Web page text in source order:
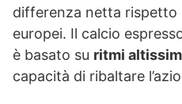
differenza netta rispetto
europei. Il calcio
è basato su ritmi
capacità di ribaltare